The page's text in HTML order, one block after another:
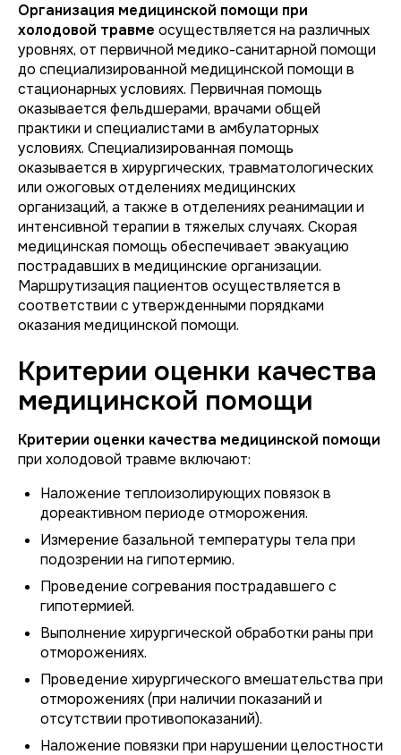
Организация медицинской помощи при
холодовой травме осуществляется на различных
уровнях, от первичной медико-санитарной помощи
до специализированной медицинской помощи в
стационарных условиях. Первичная помощь
оказывается фельдшерами, врачами общей
практики и специалистами в амбулаторных
условиях. Специализированная помощь
оказывается в хирургических, травматологических
или ожоговых отделениях медицинских
организаций, а также в отделениях реанимации и
интенсивной терапии в тяжелых случаях. Скорая
медицинская помощь обеспечивает эвакуацию
пострадавших в медицинские организации.
Маршрутизация пациентов осуществляется в
соответствии с утвержденными порядками
оказания медицинской помощи.
Критерии оценки качества
медицинской помощи
Критерии оценки качества медицинской помощи
при холодовой травме включают:
Наложение теплоизолирующих повязок в
дореактивном периоде отморожения.
Измерение базальной температуры тела при
подозрении на гипотермию.
Проведение согревания пострадавшего с
гипотермией.
Выполнение хирургической обработки раны при
отморожениях.
Проведение хирургического вмешательства при
отморожениях (при наличии показаний и
отсутствии противопоказаний).
Наложение повязки при нарушении целостности